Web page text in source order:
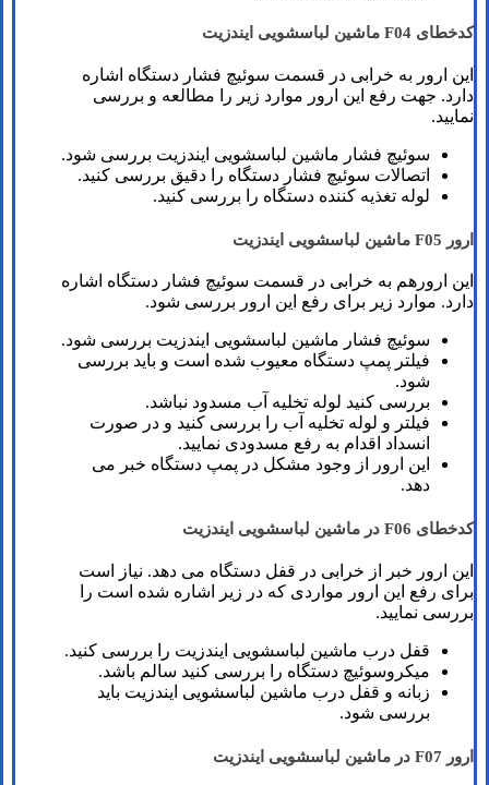
کدخطای F04 ماشین لباسشویی ایندزیت
این ارور به خرابی در قسمت سوئیچ فشار دستگاه اشاره
دارد. جهت رفع این ارور موارد زیر را مطالعه و بررسی
نمایید.
سوئیچ فشار ماشین لباسشویی ایندزیت بررسی شود.
اتصالات سوئیچ فشار دستگاه را دقیق بررسی کنید.
لوله تغذیه کننده دستگاه را بررسی کنید.
ارور F05 ماشین لباسشویی ایندزیت
این ارورهم به خرابی در قسمت سوئیچ فشار دستگاه اشاره
دارد. موارد زیر برای رفع این ارور بررسی شود.
سوئیچ فشار ماشین لباسشویی ایندزیت بررسی شود.
فیلتر پمپ دستگاه معیوب شده است و باید بررسی
شود.
بررسی کنید لوله تخلیه آب مسدود نباشد.
فیلتر و لوله تخلیه آب را بررسی کنید و در صورت
انسداد اقدام به رفع مسدودی نمایید.
این ارور از وجود مشکل در پمپ دستگاه خبر می
دهد.
کدخطای F06 در ماشین لباسشویی ایندزیت
این ارور خبر از خرابی در قفل دستگاه می دهد. نیاز است
برای رفع این ارور مواردی که در زیر اشاره شده است را
بررسی نمایید.
قفل درب ماشین لباسشویی ایندزیت را بررسی کنید.
میکروسوئیچ دستگاه را بررسی کنید سالم باشد.
زبانه و قفل درب ماشین لباسشویی ایندزیت باید
بررسی شود.
ارور F07 در ماشین لباسشویی ایندزیت